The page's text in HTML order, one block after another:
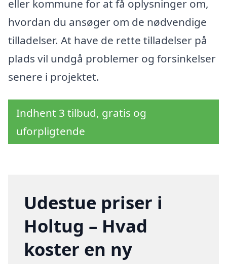
eller kommune for at få oplysninger om,
hvordan du ansøger om de nødvendige
tilladelser. At have de rette tilladelser på
plads vil undgå problemer og forsinkelser
senere i projektet.
Indhent 3 tilbud, gratis og
uforpligtende
Udestue priser i
Holtug – Hvad
koster en ny